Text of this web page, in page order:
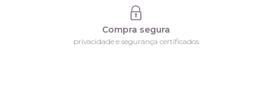
Compra segura
privacidade e segurança certificados